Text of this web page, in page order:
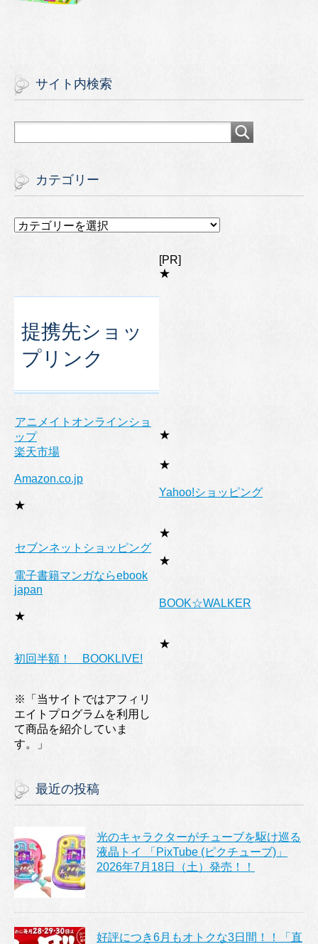
サイト内検索
カテゴリー
カ
提携先ショッ
プリンク
[PR]
★
アニメイトオンラインショ
ップ
★
楽天市場
★
Amazon.co.jp
★
Yahoo!ショッピング
★
セブンネットショッピング
★
電子書籍マンガならebook
japan
★
BOOK☆WALKER
★
初回半額！ BOOKLIVE!
※「当サイトではアフィリ
エイトプログラムを利用し
て商品を紹介していま
す。」
最近の投稿
光のキャラクターがチューブを駆け巡る
液晶トイ 「PixTube (ピクチューブ)」
2026年7月18日（土）発売！！
好評につき6月もオトクな3日間！！「直